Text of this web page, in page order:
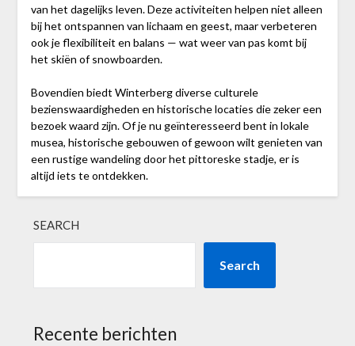
van het dagelijks leven. Deze activiteiten helpen niet alleen
bij het ontspannen van lichaam en geest, maar verbeteren
ook je flexibiliteit en balans — wat weer van pas komt bij
het skiën of snowboarden.
Bovendien biedt Winterberg diverse culturele
bezienswaardigheden en historische locaties die zeker een
bezoek waard zijn. Of je nu geïnteresseerd bent in lokale
musea, historische gebouwen of gewoon wilt genieten van
een rustige wandeling door het pittoreske stadje, er is
altijd iets te ontdekken.
SEARCH
Search
Recente berichten